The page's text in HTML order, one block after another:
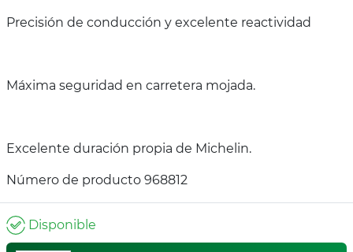
Precisión de conducción y excelente reactividad
Máxima seguridad en carretera mojada.
Excelente duración propia de Michelin.
Número de producto 968812
Disponible